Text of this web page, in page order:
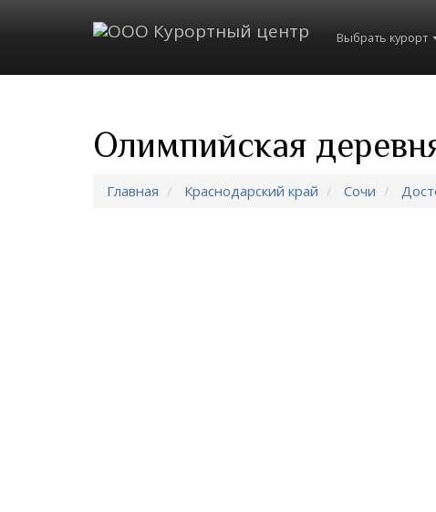
Выбрать курорт
Олимпийская
Главная Краснодарский край Сочи